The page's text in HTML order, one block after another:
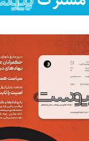
فائزه فتحی رستمی
تحریریه
سروش کرمیان
تحریریه
مینا پاکدل